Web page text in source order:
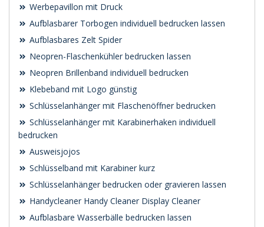
Werbepavillon mit Druck
Aufblasbarer Torbogen individuell bedrucken lassen
Aufblasbares Zelt Spider
Neopren-Flaschenkühler bedrucken lassen
Neopren Brillenband individuell bedrucken
Klebeband mit Logo günstig
Schlüsselanhänger mit Flaschenöffner bedrucken
Schlüsselanhänger mit Karabinerhaken individuell
bedrucken
Ausweisjojos
Schlüsselband mit Karabiner kurz
Schlüsselanhänger bedrucken oder gravieren lassen
Handycleaner Handy Cleaner Display Cleaner
Aufblasbare Wasserbälle bedrucken lassen